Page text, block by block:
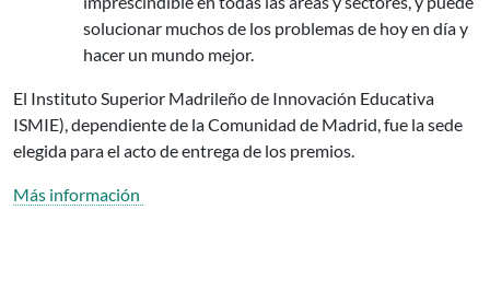
solucionar muchos de los problemas de hoy en día y
hacer un mundo mejor.
El Instituto Superior Madrileño de Innovación Educativa
ISMIE), dependiente de la Comunidad de Madrid, fue la sede
elegida para el acto de entrega de los premios.
Más información